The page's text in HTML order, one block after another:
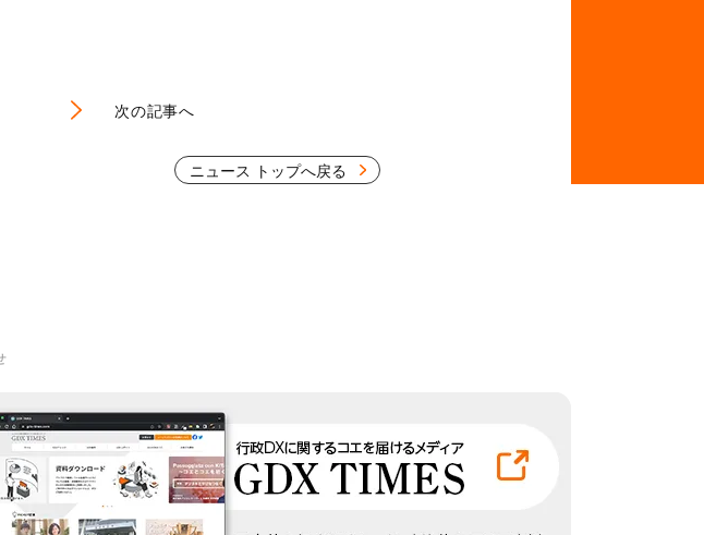
次の記事へ
ニュース トップへ戻る